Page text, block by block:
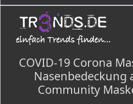
COVID-19 Corona
Nasenbedeckung
Community